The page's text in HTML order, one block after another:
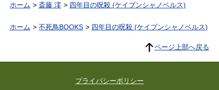
ホーム 斎藤 澪 四年目の呪殺 (ケイブンシャノベルス)
ホーム 不死鳥BOOKS 四年目の呪殺 (ケイブンシャノベルス)
ページ上部へ戻る
プライバシーポリシー